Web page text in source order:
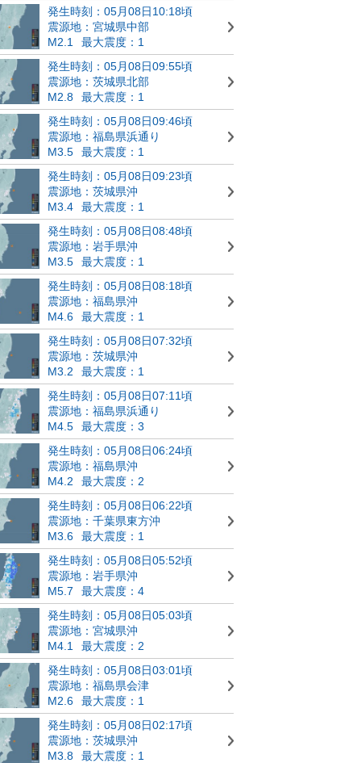
発生時刻：05月08日10:18頃
震源地：宮城県中部
M2.1
最大震度：1
発生時刻：05月08日09:55頃
震源地：茨城県北部
M2.8
最大震度：1
発生時刻：05月08日09:46頃
震源地：福島県浜通り
M3.5
最大震度：1
発生時刻：05月08日09:23頃
震源地：茨城県沖
M3.4
最大震度：1
発生時刻：05月08日08:48頃
震源地：岩手県沖
M3.5
最大震度：1
発生時刻：05月08日08:18頃
震源地：福島県沖
M4.6
最大震度：1
発生時刻：05月08日07:32頃
震源地：茨城県沖
M3.2
最大震度：1
発生時刻：05月08日07:11頃
震源地：福島県浜通り
M4.5
最大震度：3
発生時刻：05月08日06:24頃
震源地：福島県沖
M4.2
最大震度：2
発生時刻：05月08日06:22頃
震源地：千葉県東方沖
M3.6
最大震度：1
発生時刻：05月08日05:52頃
震源地：岩手県沖
M5.7
最大震度：4
発生時刻：05月08日05:03頃
震源地：宮城県沖
M4.1
最大震度：2
発生時刻：05月08日03:01頃
震源地：福島県会津
M2.6
最大震度：1
発生時刻：05月08日02:17頃
震源地：茨城県沖
M3.8
最大震度：1